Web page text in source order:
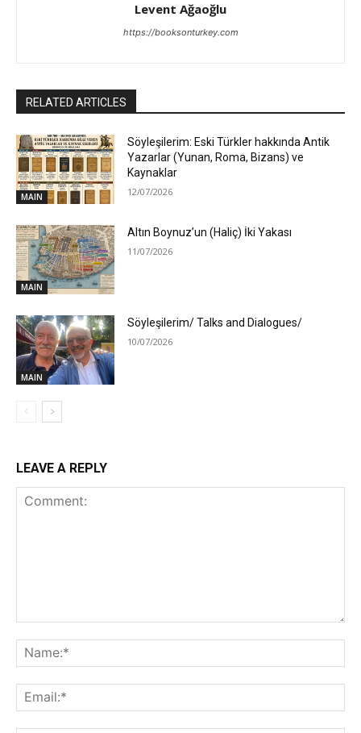
Levent Ağaoğlu
https://booksonturkey.com
RELATED ARTICLES
MAIN
Söyleşilerim: Eski Türkler hakkında Antik
Yazarlar (Yunan, Roma, Bizans) ve
Kaynaklar
12/07/2026
MAIN
Altın Boynuz’un (Haliç) İki Yakası
11/07/2026
MAIN
Söyleşilerim/ Talks and Dialogues/
10/07/2026
LEAVE A REPLY